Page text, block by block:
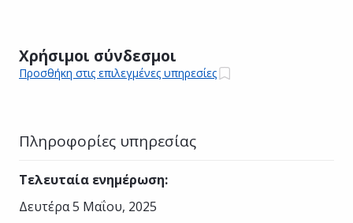
Χρήσιμοι σύνδεσμοι
Προσθήκη στις επιλεγμένες υπηρεσίες
Πληροφορίες υπηρεσίας
Τελευταία ενημέρωση:
Δευτέρα 5 Μαΐου, 2025